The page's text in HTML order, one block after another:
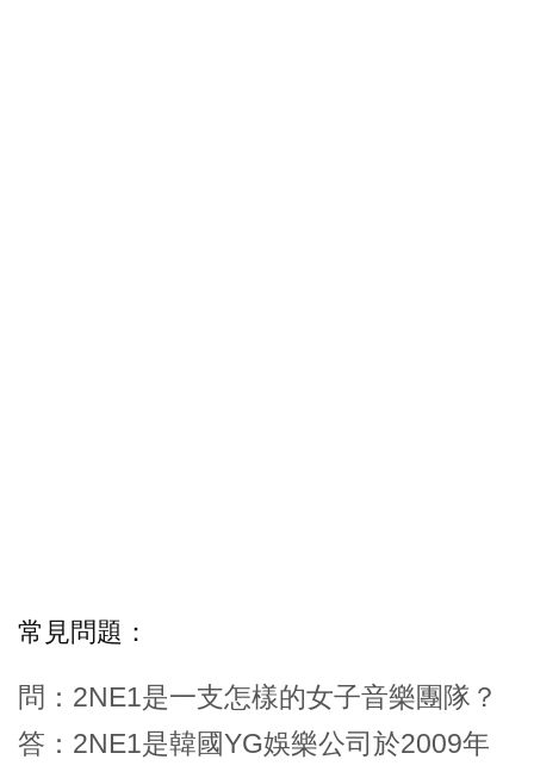
常見問題：
問：2NE1是一支怎樣的女子音樂團隊？
答：2NE1是韓國YG娛樂公司於2009年